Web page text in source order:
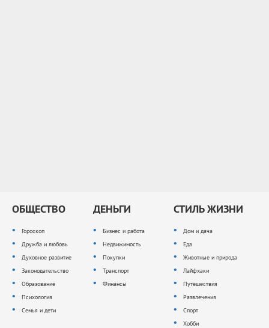
ОБЩЕСТВО
Гороскоп
Дружба и любовь
Духовное развитие
Законодательство
Образование
Психология
Семья и дети
ДЕНЬГИ
Бизнес и работа
Недвижимость
Покупки
Транспорт
Финансы
СТИЛЬ ЖИЗНИ
Дом и дача
Еда
Животные и природа
Лайфхаки
Путешествия
Развлечения
Спорт
Хобби